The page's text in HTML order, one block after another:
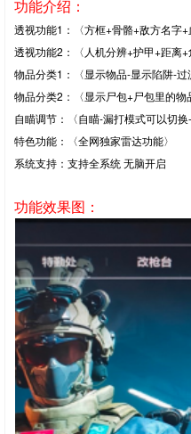
功能介绍：
透视功能1：〈方框+骨骼+敌方名字+
透视功能2：〈人机分辨+护甲+距离+
物品分类1：〈显示物品-显示陷阱-过
物品分类2：〈显示尸包+尸包里的物
自瞄调节：〈自瞄-漏打模式可以切
特色功能：〈全网独家雷达功能〉
系统支持：支持全系统 无脑开启
功能效果图：